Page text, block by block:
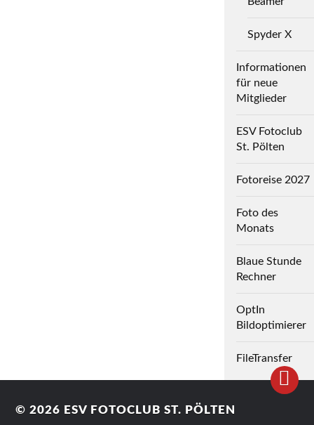
Spyder X
Informationen
für neue
Mitglieder
ESV Fotoclub
St. Pölten
Fotoreise 2027
Foto des
Monats
Blaue Stunde
Rechner
OptIn
Bildoptimierer
FileTransfer
© 2026 ESV FOTOCLUB ST. PÖLTEN